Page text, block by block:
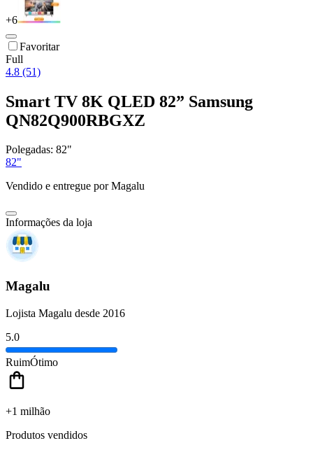
+6
Favoritar
Full
4.8 (51)
Smart TV 8K QLED 82” Samsung
QN82Q900RBGXZ
Polegadas: 82"
82"
Vendido e entregue por Magalu
Informações da loja
Magalu
Lojista Magalu desde 2016
5.0
RuimÓtimo
+1 milhão
Produtos vendidos